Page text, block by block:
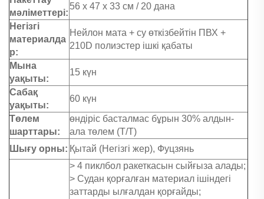
мәліметтері:
56 x 47 x 33 см / 20 дана
Негізгі
материалда
р:
Нейлон мата + су өткізбейтін ПВХ +
210D полиэстер ішкі қабаты
Мына
уақыты:
15 күн
Сабақ
уақыты:
60 күн
Төлем
шарттары:
өндіріс басталмас бұрын 30% алдын-
ала төлем (Т/Т)
Шығу орны: Қытай (Негізгі жер), Фуцзянь
> 4 пиклбол ракеткасын сыйғыза алады;
> Судан қорғалған материал ішіндегі
заттарды ылғалдан қорғайды;